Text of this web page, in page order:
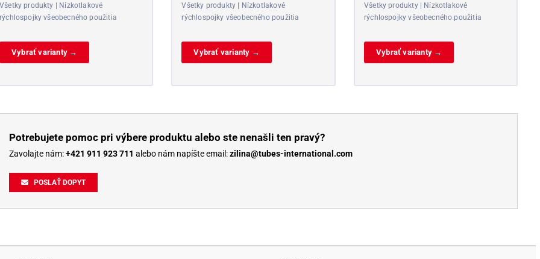
produkty | Nízkotlakové
všeobecného použitia
Vybrať varianty →
Všetky produkty | Nízkotlakové
rýchlospojky všeobecného použitia
Vybrať varianty →
Všetky produkty | Nízkotlakové
rýchlospojky všeobecného použitia
Vybrať varianty →
Potrebujete pomoc pri výbere produktu alebo ste nenašli ten pravý?
Zavolajte nám:+421 911 923 711 alebo nám napíšte email:zilina@tubes-international.com
POSLAŤ DOPYT